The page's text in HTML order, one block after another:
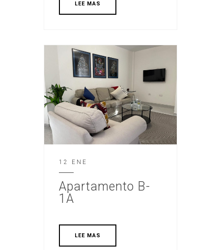
LEE MAS
12 ENE
Apartamento B-
1A
LEE MAS